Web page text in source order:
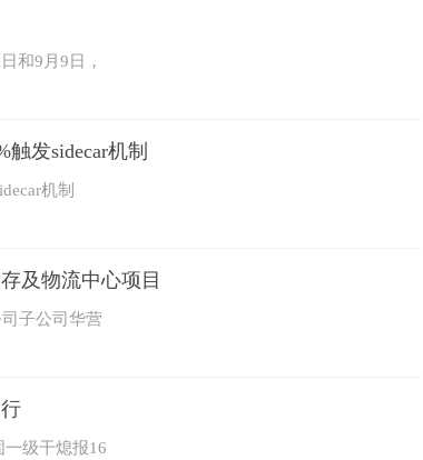
和9月9日，
发sidecar机制
机制
及物流中心项目
子公司华营
级干熄报16